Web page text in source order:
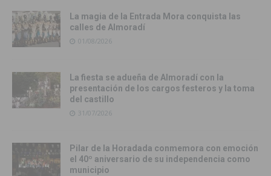
La magia de la Entrada Mora conquista las
calles de Almoradí
01/08/2026
La fiesta se adueña de Almoradí con la
presentación de los cargos festeros y la toma
del castillo
31/07/2026
Pilar de la Horadada conmemora con emoción
el 40º aniversario de su independencia como
municipio